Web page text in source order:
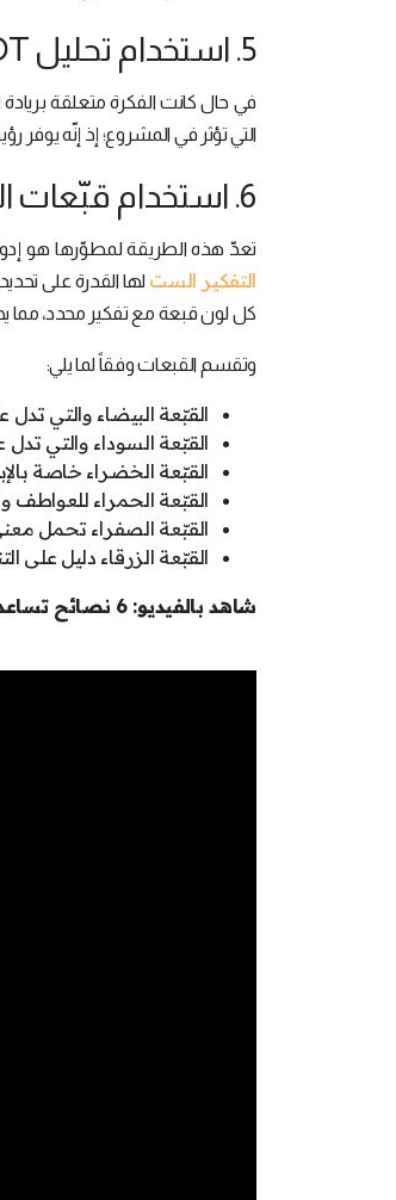
5. استخدام تحليل SWOT
في حال كانت الفكرة متعلقة بريادة
التي تؤثر في المشروع؛ إذ إنّه يوفر
6. استخدام قب عات
تعدّ هذه الطريقة لمطوّرها هو
التفكير الست لها القدرة على
كل لون قبعة مع تفكير محدد، مما
وتقسم القبعات وفقاً لما يلي:
القبّعة البيضاء والتي
القبّعة السوداء والتي
القبّعة الخضراء خاصة
القبّعة الحمراء للعواطف
القبّعة الصفراء تحمل معنى
القبّعة الزرقاء دليل على
شاهد بالفيديو: 6 نصائح تساعد على تنمية التفكير الإبداعي